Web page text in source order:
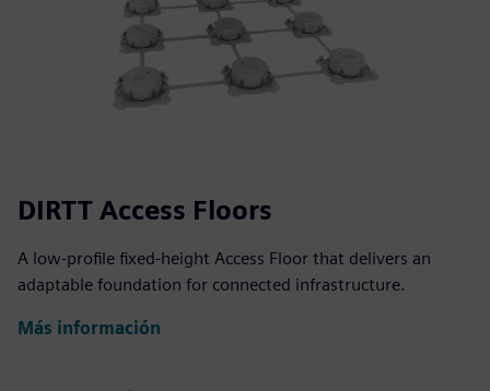
DIRTT Access Floors
A low-profile fixed-height Access Floor that delivers an
adaptable foundation for connected infrastructure.
Más información